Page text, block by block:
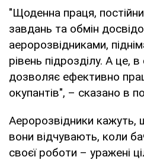
"Щоденна праця,
завдань та обмін
аеророзвідниками,
рівень підрозділу. А це,
дозволяє ефективно
окупантів", – сказано в
Аеророзвідники кажуть,
вони відчувають, коли
своєї роботи – уражені